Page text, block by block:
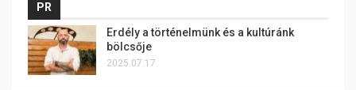
PR
Erdély a történelmünk és a kultúránk
bölcsője
2025.07.17.